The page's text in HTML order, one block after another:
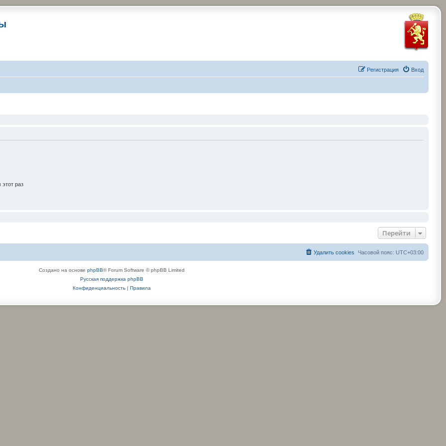
Вход
Регистрация
раз
Перейти
Часовой пояс: UTC+03:00
Удалить cookies
Создано на основе phpBB® Forum Software © phpBB Limited
Русская поддержка phpBB
Конфиденциальность| Правила